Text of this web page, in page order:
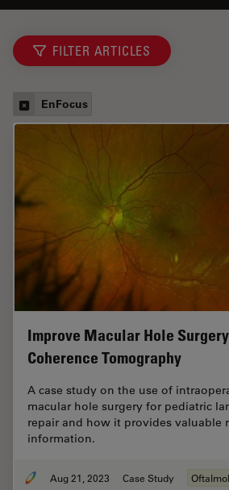
FILTER ARTICLES
EnFocus
Improve Macular Hole
Coherence Tomography
A case study on the use of
macular hole surgery for pediatric
repair and how it provides valuable
information.
Aug 21, 2023 Case Study